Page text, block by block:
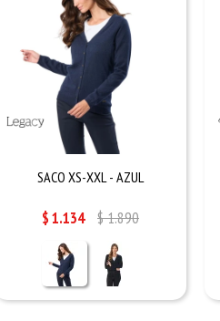
SACO XS-XXL - AZUL
$1.134 $1.890